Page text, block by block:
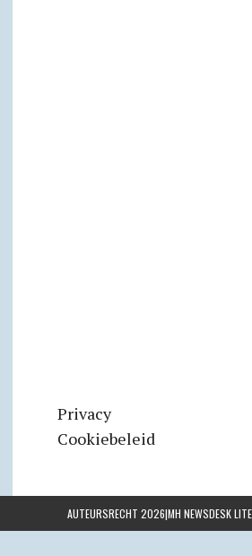
Privacy
Cookiebeleid
AUTEURSRECHT 2026|MH NEWSDESK